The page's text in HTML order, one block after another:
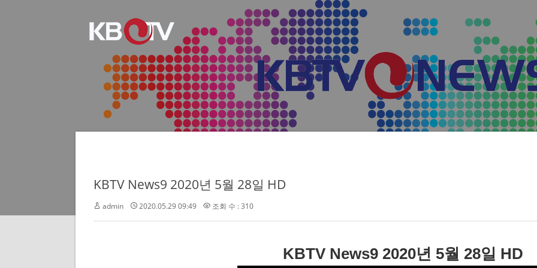
KBTV News9 2020년 5월 28일 HD
admin 2020.05.29 09:49 조회 수 : 310
KBTV News9 2020년 5월 28일 HD